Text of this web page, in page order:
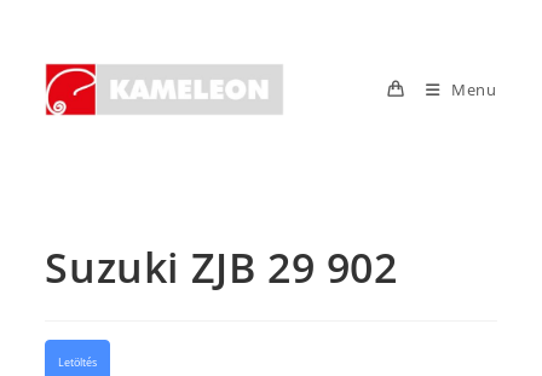
content
Menu
Suzuki ZJB 29 902
Letöltés